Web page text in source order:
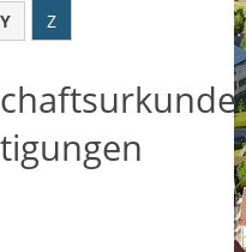
im
Y Z